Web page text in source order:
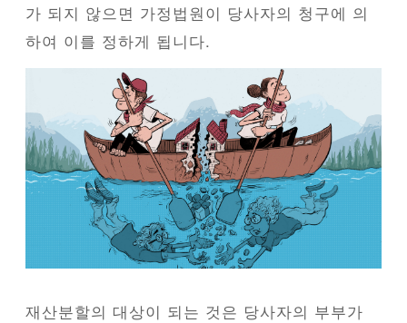
가 되지 않으면 가정법원이 당사자의 청구에 의
하여 이를 정하게 됩니다.
재산분할의 대상이 되는 것은 당사자의 부부가